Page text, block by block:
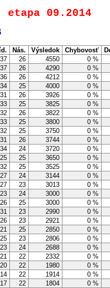
etapa 09.2014
Nás. Výsledok Chybovosť
37 26 4550
0 %
37 26 4290
0 %
36 26 4212
0 %
34 25 4000
0 %
31 26 3926
0 %
33 25 3825
0 %
32 26 3822
0 %
33 25 3800
0 %
32 25 3750
0 %
31 26 3744
0 %
34 24 3720
0 %
25 25 3650
0 %
32 25 3525
0 %
27 24 3144
0 %
27 23 3013
0 %
23 24 3000
0 %
26 25 3000
0 %
31 23 2990
0 %
26 23 2921
0 %
21 25 2850
0 %
25 23 2806
0 %
23 24 2688
0 %
21 22 2332
0 %
20 22 1980
0 %
14 22 1914
0 %
17 22 1804
0 %